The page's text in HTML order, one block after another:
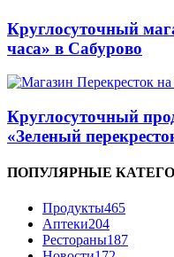
Круглосуточный
часа» в Сабурово
Круглосуточный
«Зеленый
ПОПУЛЯРНЫЕ
Продукты465
Аптеки204
Рестораны187